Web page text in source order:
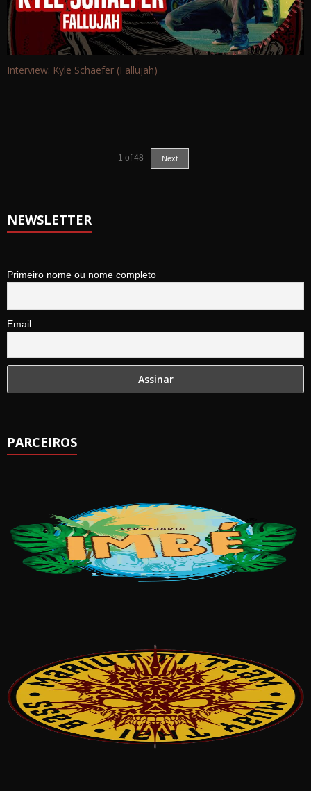
Interview: Kyle Schaefer (Fallujah)
1 of 48 Next
NEWSLETTER
Primeiro nome ou nome completo
Email
PARCEIROS